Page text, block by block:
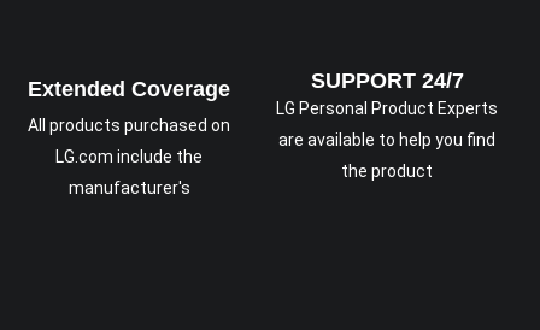
Extended Coverage
All products purchased on
LG.com include the
manufacturer's
SUPPORT 24/7
LG Personal Product Experts
are available to help you find
the product